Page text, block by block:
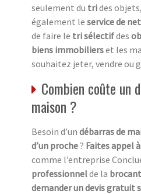
seulement du trides
également le service de
de faire le tri sélectifdes
biens immobilierset les
souhaitez jeter, vendre ou
Combien coûte un
maison ?
Besoin d’un débarras de
d’un proche? Faites appel
comme l’entreprise
professionnelde la
demander un devis gratuit